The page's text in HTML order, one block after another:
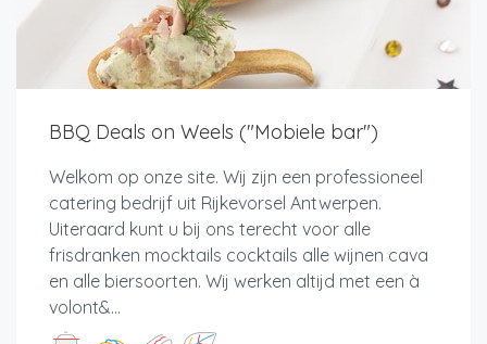
BBQ Deals on Weels ("Mobiele bar")
Welkom op onze site. Wij zijn een professioneel
catering bedrijf uit Rijkevorsel Antwerpen.
Uiteraard kunt u bij ons terecht voor alle
frisdranken mocktails cocktails alle wijnen cava
en alle biersoorten. Wij werken altijd met een à
volont&...